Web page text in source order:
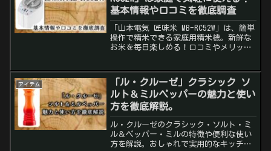
基本情報や口コミを徹底調査
「山本電気 匠味米 MB-RC52W」は、簡単
操作で精米できる家庭用精米機。新鮮な
お米を毎日楽しめる！口コミやメリッ
アイテム
「ル・クルーゼ」クラシック ソ
ルト＆ミルペッパーの魅力と使い
方を徹底解説。
ル・クルーゼのクラシック・ソルト・ミ
ル＆ペッパー・ミルの特徴や便利な使い
方を解説。おしゃれで実用的なキッチン